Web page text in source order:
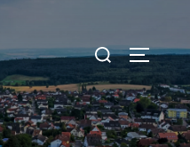
Suchen
nach: